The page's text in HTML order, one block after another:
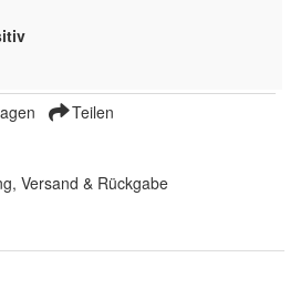
Teilen
Versand & Rückgabe